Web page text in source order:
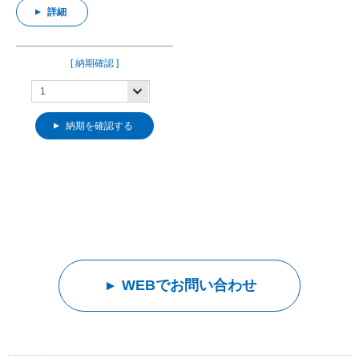
詳細
[ 納期確認 ]
納期を確認する
WEBでお問い合わせ